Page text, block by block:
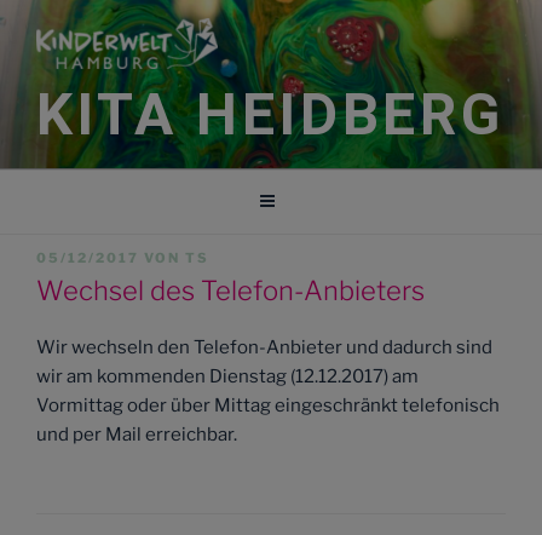
Zum
Inhalt
springen
KITA HEIDBERG
VERÖFFENTLICHT
AM
05/12/2017 VON TS
Wechsel des Telefon-Anbieters
Wir wechseln den Telefon-Anbieter und dadurch sind
wir am kommenden Dienstag (12.12.2017) am
Vormittag oder über Mittag eingeschränkt telefonisch
und per Mail erreichbar.